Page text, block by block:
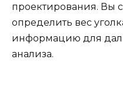
проектирования. Вы
определить вес
информацию для
анализа.